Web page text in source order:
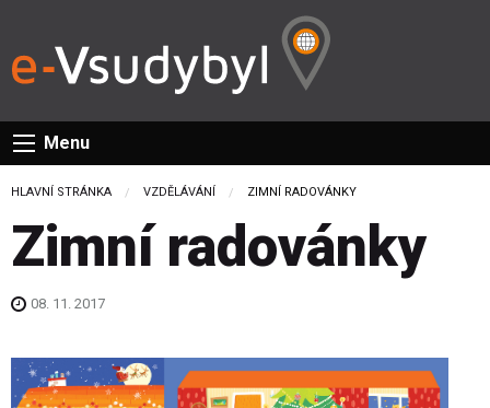
Menu
HLAVNÍ STRÁNKA VZDĚLÁVÁNÍ CURRENT:
ZIMNÍ RADOVÁNKY
Zimní radovánky
08. 11. 2017